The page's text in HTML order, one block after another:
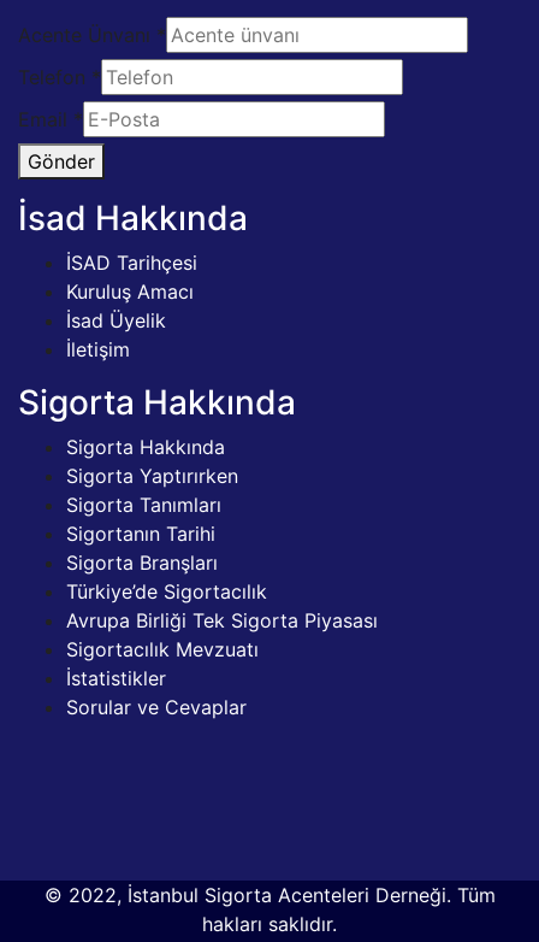
Acente Ünvanı *
Telefon *
Email *
Gönder
İsad Hakkında
İSAD Tarihçesi
Kuruluş Amacı
İsad Üyelik
İletişim
Sigorta Hakkında
Sigorta Hakkında
Sigorta Yaptırırken
Sigorta Tanımları
Sigortanın Tarihi
Sigorta Branşları
Türkiye’de Sigortacılık
Avrupa Birliği Tek Sigorta Piyasası
Sigortacılık Mevzuatı
İstatistikler
Sorular ve Cevaplar
© 2022, İstanbul Sigorta Acenteleri Derneği. Tüm
hakları saklıdır.